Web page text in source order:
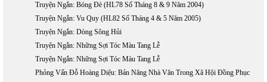
Truyện Ngắn: Bóng Đè (HL78 Số Tháng 8 & 9 Năm 2004)
Truyện Ngắn: Vu Quy (HL82 Số Tháng 4 & 5 Năm 2005)
Truyện Ngắn: Dòng Sông Hủi
Truyện Ngắn: Những Sợi Tóc Màu Tang Lễ
Truyện Ngắn: Những Sợi Tóc Màu Tang Lễ
Phỏng Vấn Đỗ Hoàng Diệu: Bản Năng Nhà Văn Trong Xã Hội Đồng Phục